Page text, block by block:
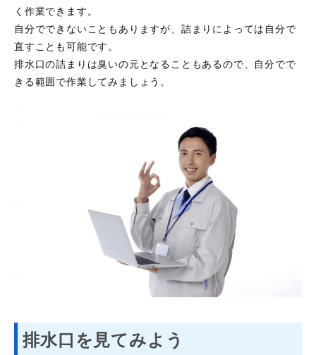
く作業できます。
自分でできないこともありますが、詰まりによっては自分で
直すことも可能です。
排水口の詰まりは臭いの元となることもあるので、自分でで
きる範囲で作業してみましょう。
排水口を見てみよう